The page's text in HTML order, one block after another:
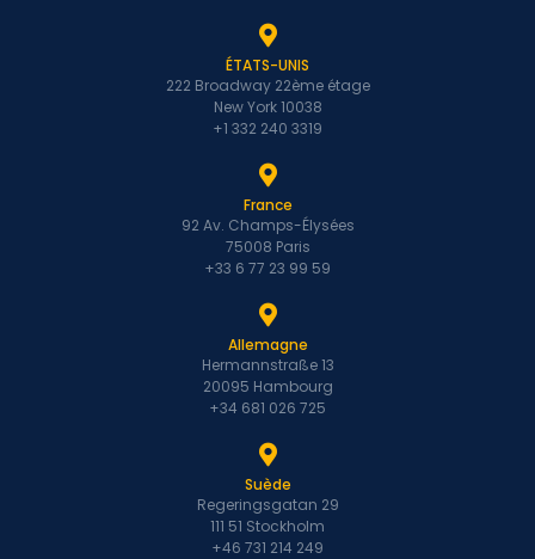
ÉTATS-UNIS
222 Broadway 22ème étage
New York 10038
+1 332 240 3319
France
92 Av. Champs-Élysées
75008 Paris
+33 6 77 23 99 59
Allemagne
Hermannstraße 13
20095 Hambourg
+34 681 026 725
Suède
Regeringsgatan 29
111 51 Stockholm
+46 731 214 249